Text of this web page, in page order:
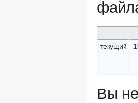
текущий
Вы